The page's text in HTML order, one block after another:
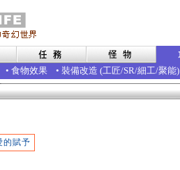
• 食物效果 • 裝備改造 (工匠/SR/細工/聚能)
的賦予